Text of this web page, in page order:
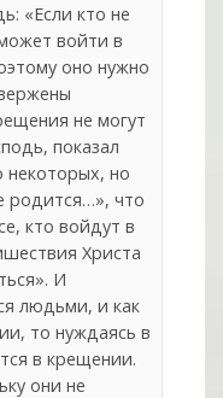
«Если кто не
войти в
оно нужно
не могут
показал
некоторых, но
родится…», что
кто войдут в
Христа
И
людьми, и как
то нуждаясь в
в крещении.
они не